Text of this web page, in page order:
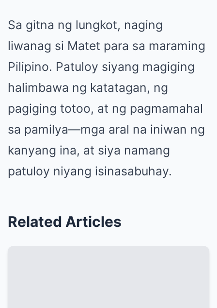
Sa gitna ng lungkot, naging
liwanag si Matet para sa maraming
Pilipino. Patuloy siyang magiging
halimbawa ng katatagan, ng
pagiging totoo, at ng pagmamahal
sa pamilya—mga aral na iniwan ng
kanyang ina, at siya namang
patuloy niyang isinasabuhay.
Related Articles